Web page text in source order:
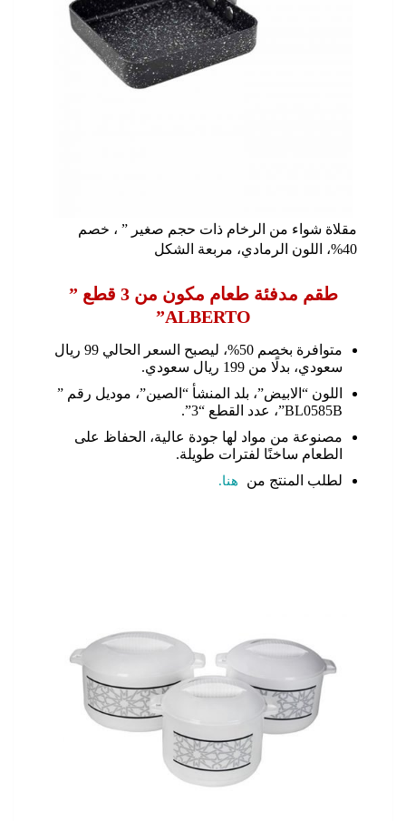
مقلاة شواء من الرخام ذات حجم صغير ” ، خصم
40%، اللون الرمادي، مربعة الشكل
طقم مدفئة طعام مكون من 3 قطع ”
ALBERTO”
متوافرة بخصم 50%، ليصبح السعر الحالي 99 ريال
سعودي، بدلًا من 199 ريال سعودي.
اللون “الابيض”، بلد المنشأ “الصين”، موديل رقم ”
BL0585B”، عدد القطع “3”.
مصنوعة من مواد لها جودة عالية، الحفاظ على
الطعام ساخنًا لفترات طويلة.
لطلب المنتج من
هنا.